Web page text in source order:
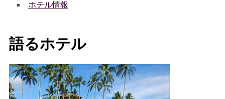
ホテル情報
語るホテル